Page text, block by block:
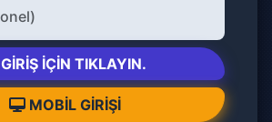
GIRIŞ İÇIN TIKLAYIN.
MOBIL GIRIŞI